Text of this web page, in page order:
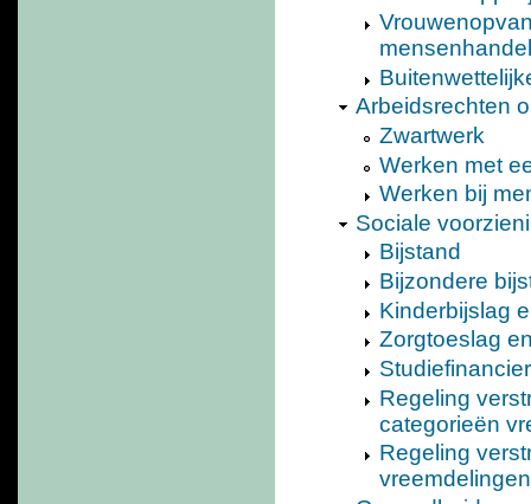
mensenhandel
Arbeidsrechten
Zwartwerk
Werken met
Werken bij
Sociale
Bijstand
Bijzondere
Kinderbijslag
Zorgtoeslag
Regeling
categorieën
Regeling